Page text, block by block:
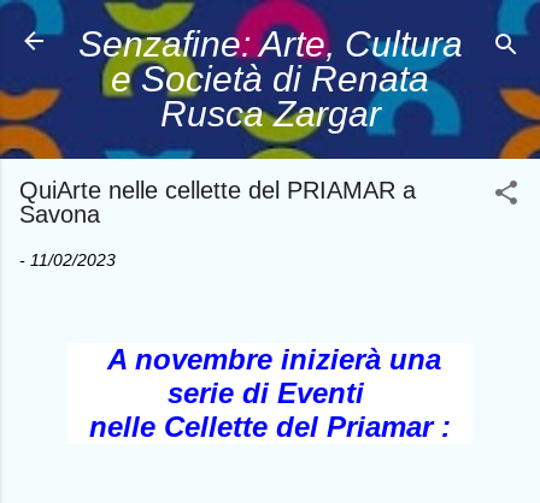
Passa ai contenuti principali
Senzafine: Arte, Cultura
e Società di Renata
Rusca Zargar
QuiArte nelle cellette del PRIAMAR a
Savona
- 11/02/2023
A novembre inizierà una
serie di Eventi
nelle Cellette del Priamar :